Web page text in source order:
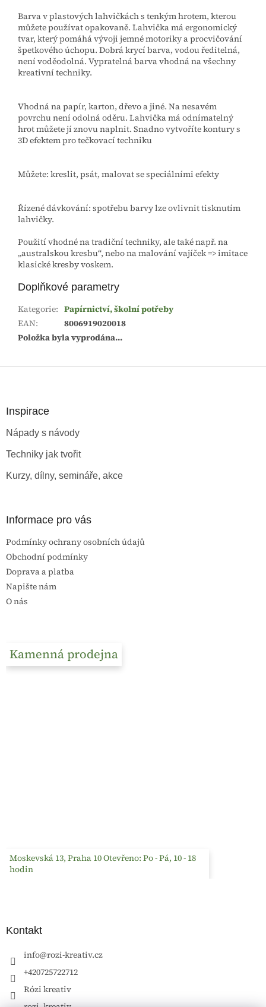
Barva v plastových lahvičkách s tenkým hrotem, kterou
můžete používat opakovaně. Lahvička má ergonomický
tvar, který pomáhá vývoji jemné motoriky a procvičování
špetkového úchopu. Dobrá krycí barva, vodou ředitelná,
není voděodolná. Vypratelná barva vhodná na všechny
kreativní techniky.
Vhodná na papír, karton, dřevo a jiné. Na nesavém
povrchu není odolná oděru. Lahvička má odnímatelný
hrot můžete jí znovu naplnit. Snadno vytvoříte kontury s
3D efektem pro tečkovací techniku
Můžete: kreslit, psát, malovat se speciálními efekty
Řízené dávkování: spotřebu barvy lze ovlivnit tisknutím
lahvičky.
Použití vhodné na tradiční techniky, ale také např. na
„australskou kresbu“, nebo na malování vajíček => imitace
klasické kresby voskem.
Doplňkové parametry
Kategorie: Papírnictví, školní potřeby
EAN:
8006919020018
Položka byla vyprodána…
Inspirace
Nápady s návody
Techniky jak tvořit
Kurzy, dílny, semináře, akce
Informace pro vás
Podmínky ochrany osobních údajů
Obchodní podmínky
Doprava a platba
Napište nám
O nás
Kamenná prodejna
Moskevská 13, Praha 10 Otevřeno: Po - Pá, 10 - 18
hodin
Kontakt
info@rozi-kreativ.cz
+420725722712
Rózi kreativ